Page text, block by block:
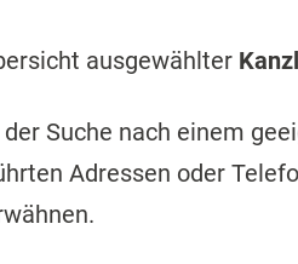
ausgewählter
Suche nach einem
Adressen oder